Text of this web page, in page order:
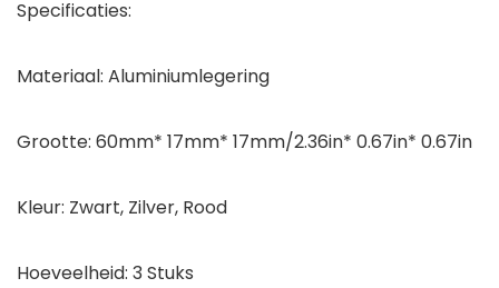
Specificaties:
Materiaal: Aluminiumlegering
Grootte: 60mm* 17mm* 17mm/2.36in* 0.67in* 0.67in
Kleur: Zwart, Zilver, Rood
Hoeveelheid: 3 Stuks